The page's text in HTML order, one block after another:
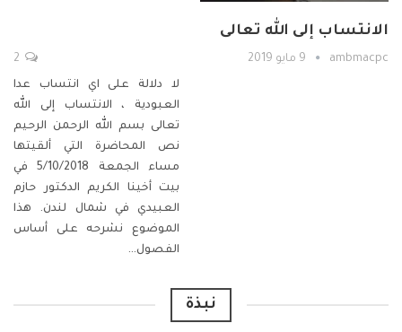
الانتساب إلى الله تعالى
ambmacpc 9 مايو 2019
لا دلالة على اي انتساب عدا
العبودية ، الانتساب إلى الله
تعالى بسم الله الرحمن الرحيم
نص المحاضرة التي ألقيتها
مساء الجمعة 5/10/2018 في
بيت أخينا الكريم الدكتور حازم
العبيدي في شمال لندن. هذا
الموضوع نشرحه على أساس
الفصول…
نبذة